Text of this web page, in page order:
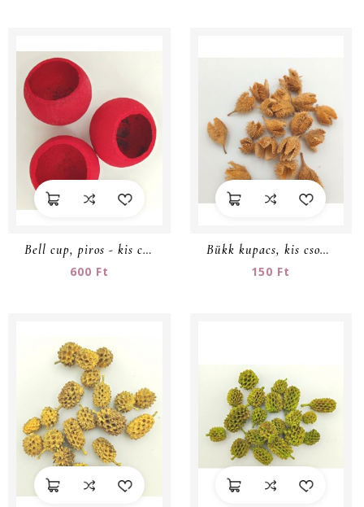
Bell cup, piros - kis csomag
600 Ft
Bükk kupacs, kis csomag
150 Ft